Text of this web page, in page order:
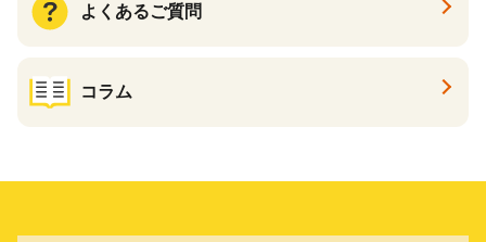
よくあるご質問
コラム